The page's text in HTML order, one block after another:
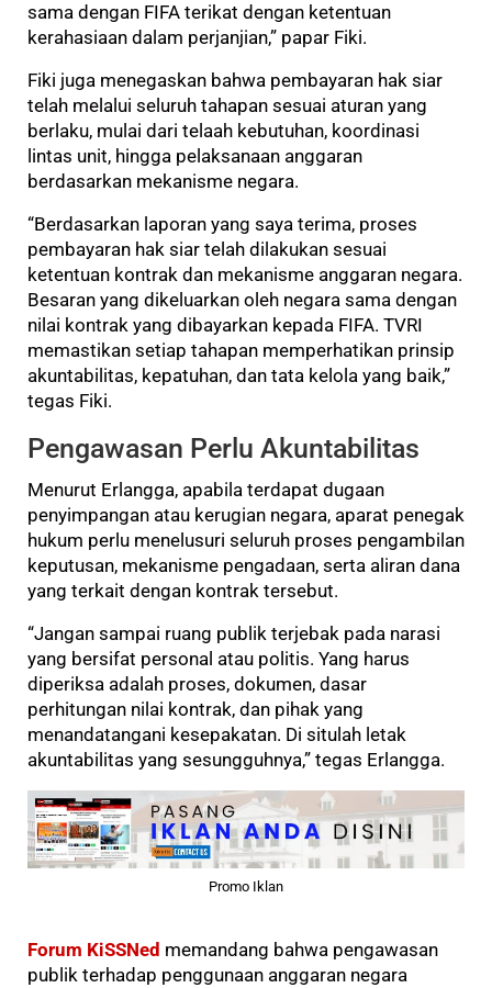
sama dengan FIFA terikat dengan ketentuan
kerahasiaan dalam perjanjian,” papar Fiki.
Fiki juga menegaskan bahwa pembayaran hak siar
telah melalui seluruh tahapan sesuai aturan yang
berlaku, mulai dari telaah kebutuhan, koordinasi
lintas unit, hingga pelaksanaan anggaran
berdasarkan mekanisme negara.
“Berdasarkan laporan yang saya terima, proses
pembayaran hak siar telah dilakukan sesuai
ketentuan kontrak dan mekanisme anggaran negara.
Besaran yang dikeluarkan oleh negara sama dengan
nilai kontrak yang dibayarkan kepada FIFA. TVRI
memastikan setiap tahapan memperhatikan prinsip
akuntabilitas, kepatuhan, dan tata kelola yang baik,”
tegas Fiki.
Pengawasan Perlu Akuntabilitas
Menurut Erlangga, apabila terdapat dugaan
penyimpangan atau kerugian negara, aparat penegak
hukum perlu menelusuri seluruh proses pengambilan
keputusan, mekanisme pengadaan, serta aliran dana
yang terkait dengan kontrak tersebut.
“Jangan sampai ruang publik terjebak pada narasi
yang bersifat personal atau politis. Yang harus
diperiksa adalah proses, dokumen, dasar
perhitungan nilai kontrak, dan pihak yang
menandatangani kesepakatan. Di situlah letak
akuntabilitas yang sesungguhnya,” tegas Erlangga.
Promo Iklan
Forum KiSSNed memandang bahwa pengawasan
publik terhadap penggunaan anggaran negara